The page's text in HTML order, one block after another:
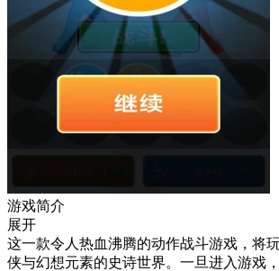
游戏简介
展开
这一款令人热血沸腾的动作战斗游戏，将
侠与幻想元素的史诗世界。一旦进入游戏